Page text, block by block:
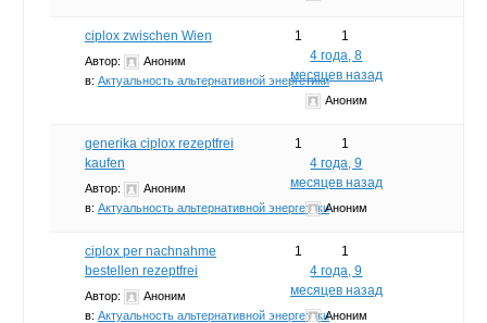
ciplox zwischen Wien
Автор:
Аноним
в: Актуальность альтернативной энергетики
1
1
4 года, 8
месяцев назад
Аноним
generika ciplox rezeptfrei
kaufen
Автор:
Аноним
в: Актуальность альтернативной энергетики
1
1
4 года, 9
месяцев назад
Аноним
ciplox per nachnahme
bestellen rezeptfrei
Автор:
Аноним
в: Актуальность альтернативной энергетики
1
1
4 года, 9
месяцев назад
Аноним